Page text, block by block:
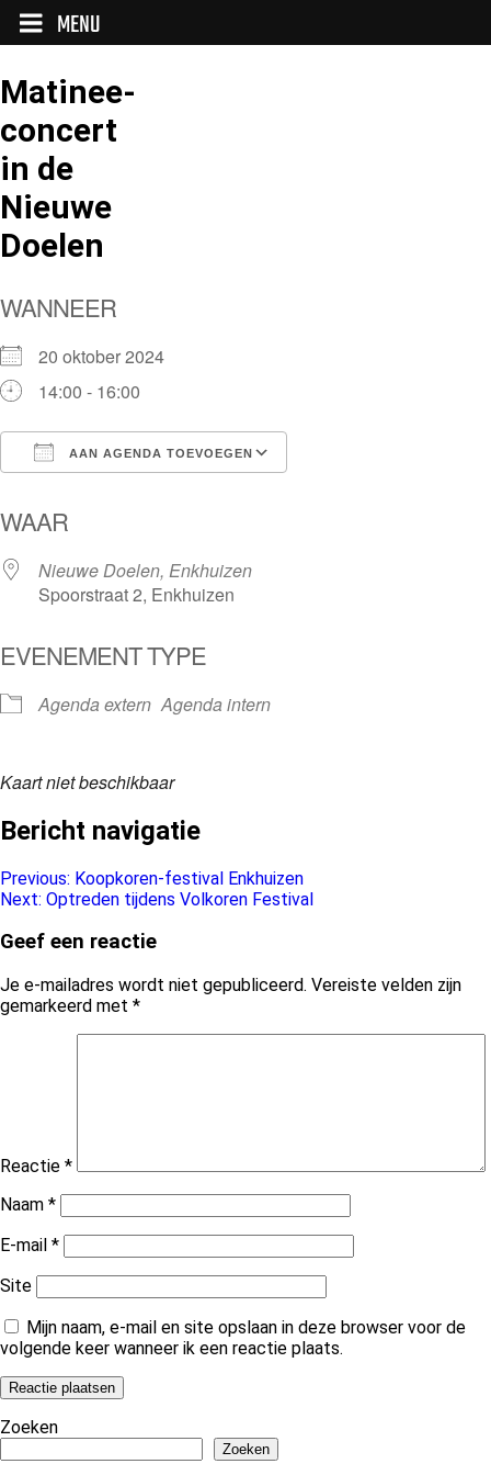
MENU
Matinee-
concert
in de
Nieuwe
Doelen
WANNEER
20 oktober 2024
14:00 - 16:00
AAN AGENDA TOEVOEGEN
WAAR
Nieuwe Doelen, Enkhuizen
Spoorstraat 2, Enkhuizen
EVENEMENT TYPE
Agenda extern Agenda intern
Kaart niet beschikbaar
Bericht navigatie
Previous: Koopkoren-festival Enkhuizen
Next: Optreden tijdens Volkoren Festival
Geef een reactie
Je e-mailadres wordt niet gepubliceerd. Vereiste velden zijn
gemarkeerd met *
Reactie *
Naam *
E-mail *
Site
Mijn naam, e-mail en site opslaan in deze browser voor de
volgende keer wanneer ik een reactie plaats.
Zoeken
Zoeken